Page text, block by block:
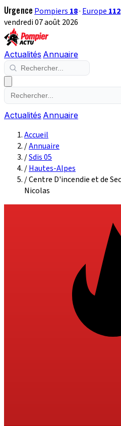
Urgence Pompiers 18· Europe 112
vendredi 07 août 2026
Actualités Annuaire
Actualités Annuaire
Accueil
/Annuaire
/Sdis 05
/Hautes-Alpes
/Centre D'incendie et de
Nicolas